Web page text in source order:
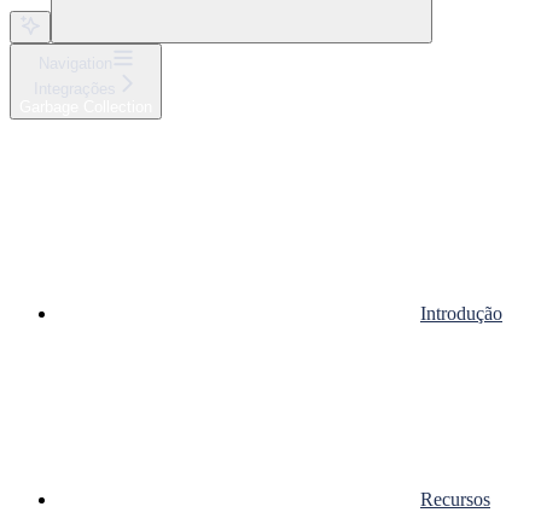
Introdução
Recursos